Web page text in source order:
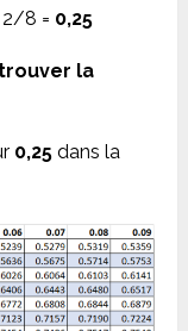
2/8 = 0,25
la
0,25 dans la